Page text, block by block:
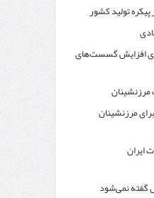
پیکره تولید کشور
افزایش گسست‌های
مرزنشینان
مرزنشینان
ایران
گفته نمی‌شود